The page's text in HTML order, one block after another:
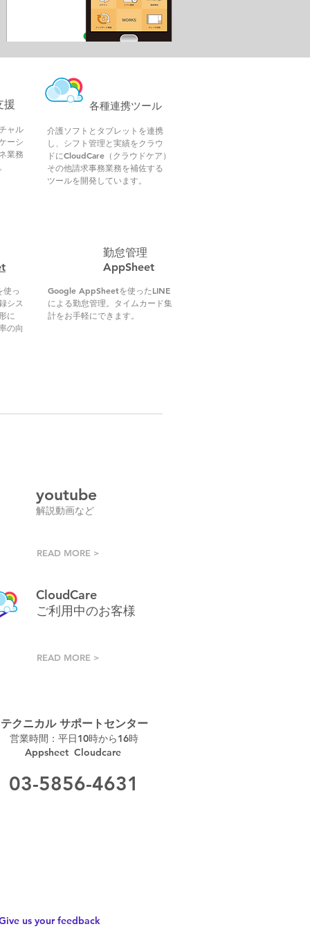
ャル
ーシ
業務
​ 各種連携ツール
介護ソフトとタブレットを連携
し、シフト管理と実績をクラウ
ドにCloudCare（クラウドケア）
その他請求事務業務を補佐する
ツールを開発しています。
っ
シス
に
の向
勤怠管理
AppSheet​
Google AppSheetを使ったLINE
による勤怠管理。タイムカード集
計をお手軽にできます。
youtube
​解説動画など
READ MORE >
CloudCare
ご利用中のお客様
READ MORE >
テクニカル サポートセンター
営業時間：平日10時から16時
Appsheet Cloudcare
03-5856-4631​
us your feedback